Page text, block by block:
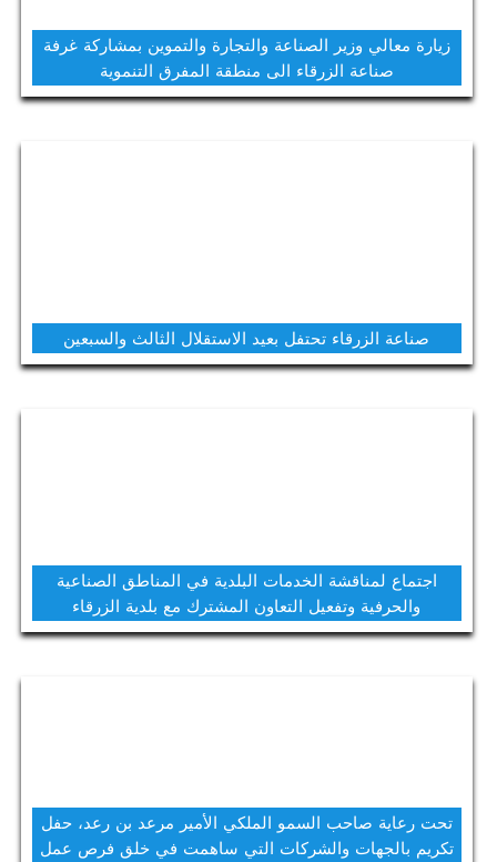
زيارة معالي وزير الصناعة والتجارة والتموين بمشاركة غرفة
صناعة الزرقاء الى منطقة المفرق التنموية
صناعة الزرقاء تحتفل بعيد الاستقلال الثالث والسبعين
اجتماع لمناقشة الخدمات البلدية في المناطق الصناعية
والحرفية وتفعيل التعاون المشترك مع بلدية الزرقاء
تحت رعاية صاحب السمو الملكي الأمير مرعد بن رعد، حفل
تكريم بالجهات والشركات التي ساهمت في خلق فرص عمل